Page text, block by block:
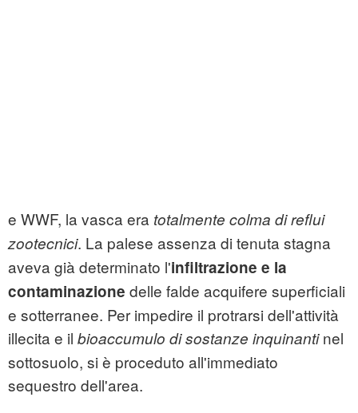
e WWF, la vasca era totalmente colma di reflui
zootecnici. La palese assenza di tenuta stagna
aveva già determinato l'infiltrazione e la
contaminazione delle falde acquifere superficiali
e sotterranee. Per impedire il protrarsi dell'attività
illecita e il bioaccumulo di sostanze inquinantinel
sottosuolo, si è proceduto all'immediato
sequestro dell'area.